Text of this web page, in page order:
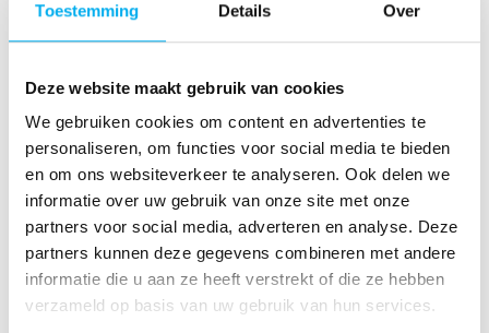
Toestemming Details Over
Deze website maakt gebruik van cookies
We gebruiken cookies om content en advertenties te
personaliseren, om functies voor social media te bieden
en om ons websiteverkeer te analyseren. Ook delen we
informatie over uw gebruik van onze site met onze
partners voor social media, adverteren en analyse. Deze
partners kunnen deze gegevens combineren met andere
informatie die u aan ze heeft verstrekt of die ze hebben
verzameld op basis van uw gebruik van hun services.
Veelgestelde vragen
Kan ik lid worden van het Nationaal
Bestuur?
Waarom wordt er niet gestemd tijdens
het Nationaal Bestuur?